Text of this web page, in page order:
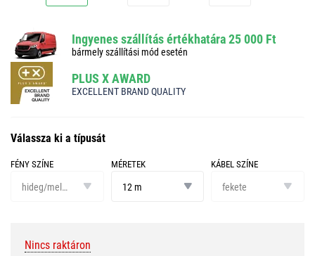
Ingyenes szállítás értékhatára 25 000 Ft
bármely szállítási mód esetén
PLUS X AWARD
EXCELLENT BRAND QUALITY
Válassza ki a típusát
FÉNY SZÍNE
színe
hideg/meleg fehér
MÉRETEK
12 m
KÁBEL SZÍNE
színefekete
Nincs raktáron